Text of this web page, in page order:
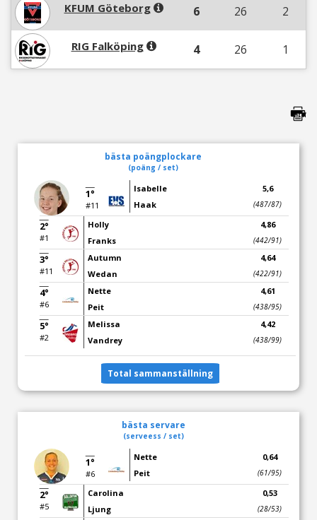
KFUM Göteborg 6 26 2
RIG Falköping 4 26 1
bästa poängplockare
(poäng / set)
1°
#11
Isabelle
Haak
5,6
(487/87)
2°
#1
Holly
Franks
4,86
(442/91)
3°
#11
Autumn
Wedan
4,64
(422/91)
4°
#6
Nette
Peit
4,61
(438/95)
5°
#2
Melissa
Vandrey
4,42
(438/99)
Total sammanställning
bästa servare
(serveess / set)
1°
#6
Nette
Peit
0,64
(61/95)
2°
#5
Carolina
Ljung
0,53
(28/53)